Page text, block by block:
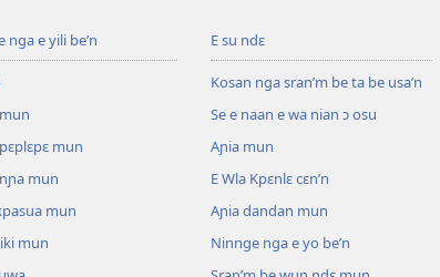
nga e yili be’n
mun
mun
mun
mun
E su ndɛ
Kosan nga sran’m be ta be usa’n
Se e naan e wa nian ɔ osu
Aɲia mun
E Wla Kpɛnlɛ cɛn’n
Aɲia dandan mun
Ninnge nga e yo be’n